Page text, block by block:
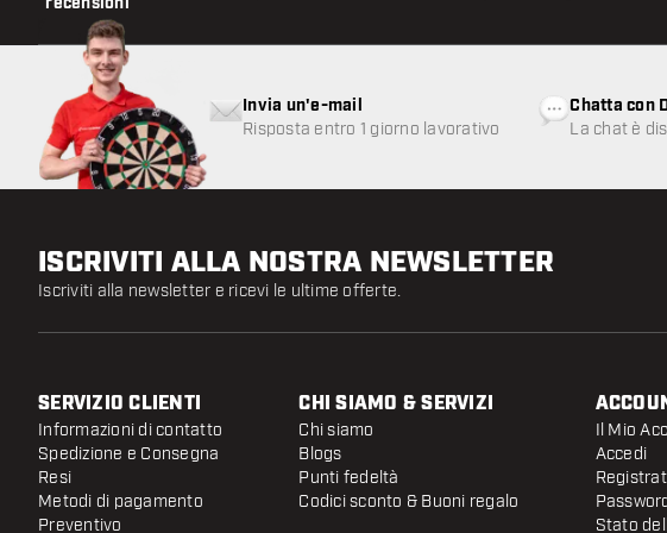
Invia un'e-mail
Risposta entro 1 giorno lavorativo
Chatta con
La chat è
ISCRIVITI ALLA NOSTRA NEWSLETTER
Iscriviti alla newsletter e ricevi le ultime offerte.
SERVIZIO CLIENTI
Informazioni di contatto
Spedizione e Consegna
Resi
Metodi di pagamento
Preventivo
CHI SIAMO & SERVIZI
Chi siamo
Blogs
Punti fedeltà
Codici sconto & Buoni regalo
Il Mio
Accedi
Stato